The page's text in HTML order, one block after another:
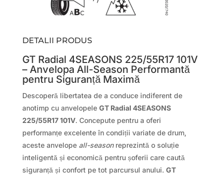
DETALII PRODUS
GT Radial 4SEASONS 225/55R17 101V
– Anvelopa All-Season Performantă
pentru Siguranță Maximă
Descoperă libertatea de a conduce indiferent de
anotimp cu anvelopele GT Radial 4SEASONS
225/55R17 101V. Concepute pentru a oferi
performanțe excelente în condiții variate de drum,
aceste anvelope all-seasonreprezintă o soluție
inteligentă și economică pentru șoferii care caută
siguranță și confort pe tot parcursul anului. GT